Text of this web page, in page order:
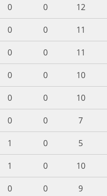
0 0
12
0 0
11
0 0
11
0 0
10
0 0
10
0 0
7
1 0
5
1 0
10
0 0
9